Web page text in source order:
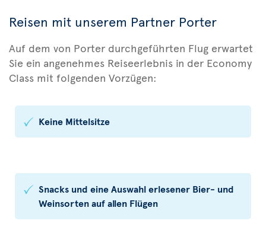
Reisen mit unserem Partner Porter
Auf dem von Porter durchgeführten Flug erwartet
Sie ein angenehmes Reiseerlebnis in der Economy
Class mit folgenden Vorzügen:
Keine Mittelsitze
Snacks und eine Auswahl erlesener Bier- und
Weinsorten auf allen Flügen